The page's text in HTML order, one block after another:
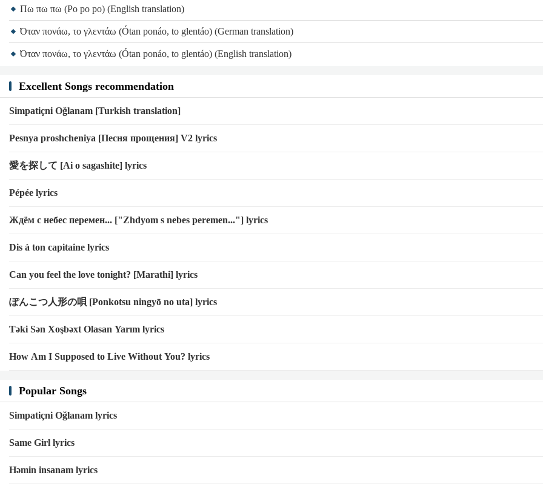
Πω πω πω (Po po po) (English translation)
Όταν πονάω, το γλεντάω (Ótan ponáo, to glentáo) (German translation)
Όταν πονάω, το γλεντάω (Ótan ponáo, to glentáo) (English translation)
Excellent Songs recommendation
Simpatiçni Oğlanam [Turkish translation]
Pesnya proshcheniya [Песня прощения] V2 lyrics
愛を探して [Ai o sagashite] lyrics
Pépée lyrics
Ждём с небес перемен... ["Zhdyom s nebes peremen..."] lyrics
Dis à ton capitaine lyrics
Can you feel the love tonight? [Marathi] lyrics
ぽんこつ人形の唄 [Ponkotsu ningyō no uta] lyrics
Təki Sən Xoşbəxt Olasan Yarım lyrics
How Am I Supposed to Live Without You? lyrics
Popular Songs
Simpatiçni Oğlanam lyrics
Same Girl lyrics
Həmin insanam lyrics